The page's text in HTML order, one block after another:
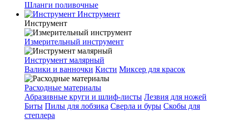
Шланги поливочные
Инструмент
Инструмент
Измерительный инструмент
Инструмент малярный
Валики и ванночки Кисти Миксер для красок
Расходные материалы
Абразивные круги и шлиф-листы Лезвия для ножей
Биты Пилы для лобзика Сверла и буры Скобы для
степлера